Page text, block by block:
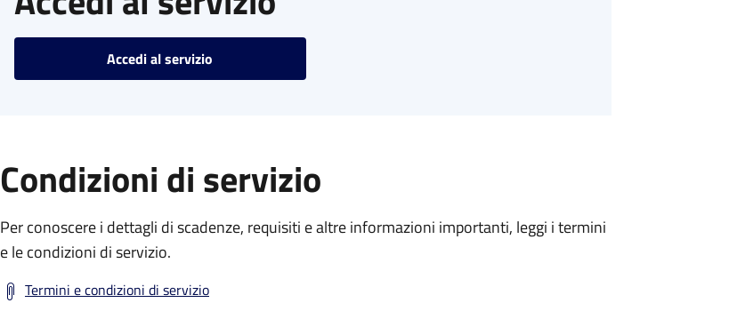
Accedi al servizio
Condizioni di servizio
Per conoscere i dettagli di scadenze, requisiti e altre informazioni importanti, leggi i termini
e le condizioni di servizio.
Termini e condizioni di servizio